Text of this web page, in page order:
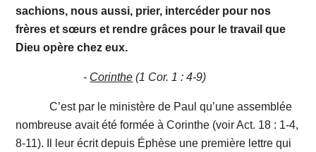
sachions, nous aussi, prier, intercéder pour nos
frères et sœurs et rendre grâces pour le travail que
Dieu opère chez eux.
- Corinthe (1 Cor. 1 : 4-9)
C’est par le ministère de Paul qu’une assemblée
nombreuse avait été formée à Corinthe (voir Act. 18 : 1-4,
8-11). Il leur écrit depuis Éphèse une première lettre qui